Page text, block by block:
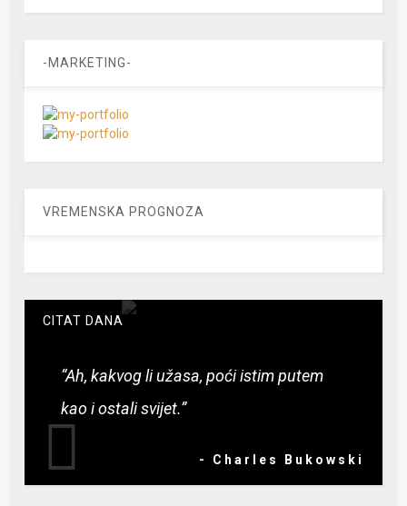
-MARKETING-
VREMENSKA PROGNOZA
CITAT DANA
“Ah, kakvog li užasa, poći istim putem
kao i ostali svijet.”
- Charles Bukowski